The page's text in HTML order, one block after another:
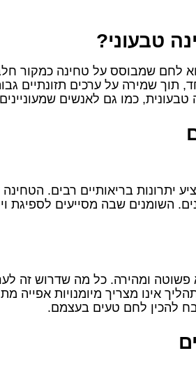
טבעוני?
לחם שמבוסס על טחינה כמקור
תוך שמירה על ערכים תזונתיים
כמו גם לאנשים
יתרונות בריאותיים רבים.
השומנים שבה מסייעים לספיגת
פשוטה ומהירה. כל מה שדרוש זה
אינו מצריך מיומנויות
להכין לחם טעים בעצמם.